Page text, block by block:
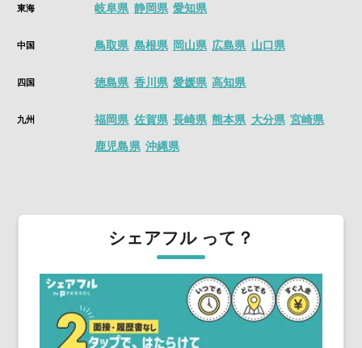
東海 岐阜県 静岡県 愛知県
中国 鳥取県 島根県 岡山県 広島県 山口県
四国 徳島県 香川県 愛媛県 高知県
九州 福岡県 佐賀県 長崎県 熊本県 大分県 宮崎県
鹿児島県 沖縄県
シェアフル って？